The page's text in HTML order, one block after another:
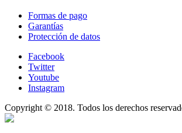
Formas de pago
Garantías
Protección de datos
Facebook
Twitter
Youtube
Instagram
Copyright © 2018. Todos los derechos